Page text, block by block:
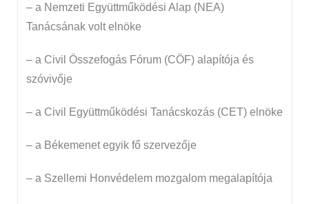
– a Nemzeti Együttműködési Alap (NEA)
Tanácsának volt elnöke
– a Civil Összefogás Fórum (CÖF) alapítója és
szóvivője
– a Civil Együttműködési Tanácskozás (CET) elnöke
– a Békemenet egyik fő szervezője
– a Szellemi Honvédelem mozgalom megalapítója